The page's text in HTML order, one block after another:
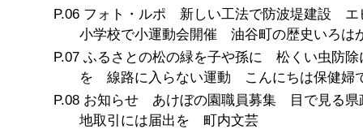
フォト・ルポ 新しい工法で防波堤建設
小学校で小運動会開催 油谷町の歴史いろは
ふるさとの松の緑を子や孫に 松くい虫防除
を 線路に入らない運動 こんにちは保健婦
お知らせ あけぼの園職員募集 目で見る
地取引には届出を 町内文芸